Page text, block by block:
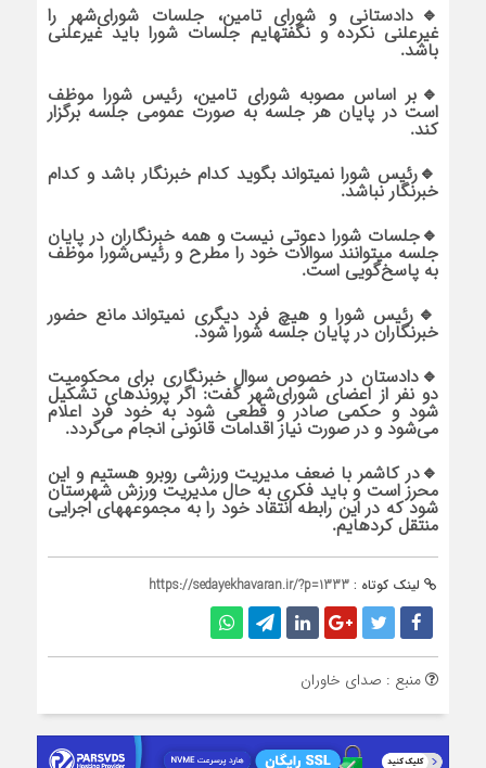
🔹دادستانی و شورای تامین، جلسات شورای‌شهر را
غیرعلنی نکرده و نگفته‎ایم جلسات شورا باید غیرعلنی
باشد.
🔹بر اساس مصوبه شورای تامین، رئیس شورا موظف
است در پایان هر جلسه به صورت عمومی جلسه برگزار
کند.
🔹رئیس شورا نمی‎تواند بگوید کدام خبرنگار باشد و کدام
خبرنگار نباشد.
🔹جلسات شورا دعوتی نیست و همه خبرنگاران در پایان
جلسه می‏توانند سوالات خود را مطرح و رئیس‌شورا موظف
به پاسخ‌گویی است.
🔹رئیس شورا و هیچ فرد دیگری نمی‎تواند مانع حضور
خبرنگاران در پایان جلسه شورا شود.
🔹دادستان در خصوص سوال خبرنگاری برای محکومیت
دو نفر از اعضای شورای‌شهر گفت: اگر پرونده‎ای تشکیل
شود و حکمی صادر و قطعی شود به خود فرد اعلام
می‌شود و در صورت نیاز اقدامات قانونی انجام می‌گردد.
🔹در کاشمر با ضعف مدیریت ورزشی روبرو هستیم و این
محرز است و باید فکری به حال مدیریت ورزش شهرستان
شود که در این رابطه انتقاد خود را به مجموعه‎های اجرایی
منتقل کرده‎ایم.
لینک کوتاه : https://sedayekhavaran.ir/?p=1333
منبع : صدای خاوران